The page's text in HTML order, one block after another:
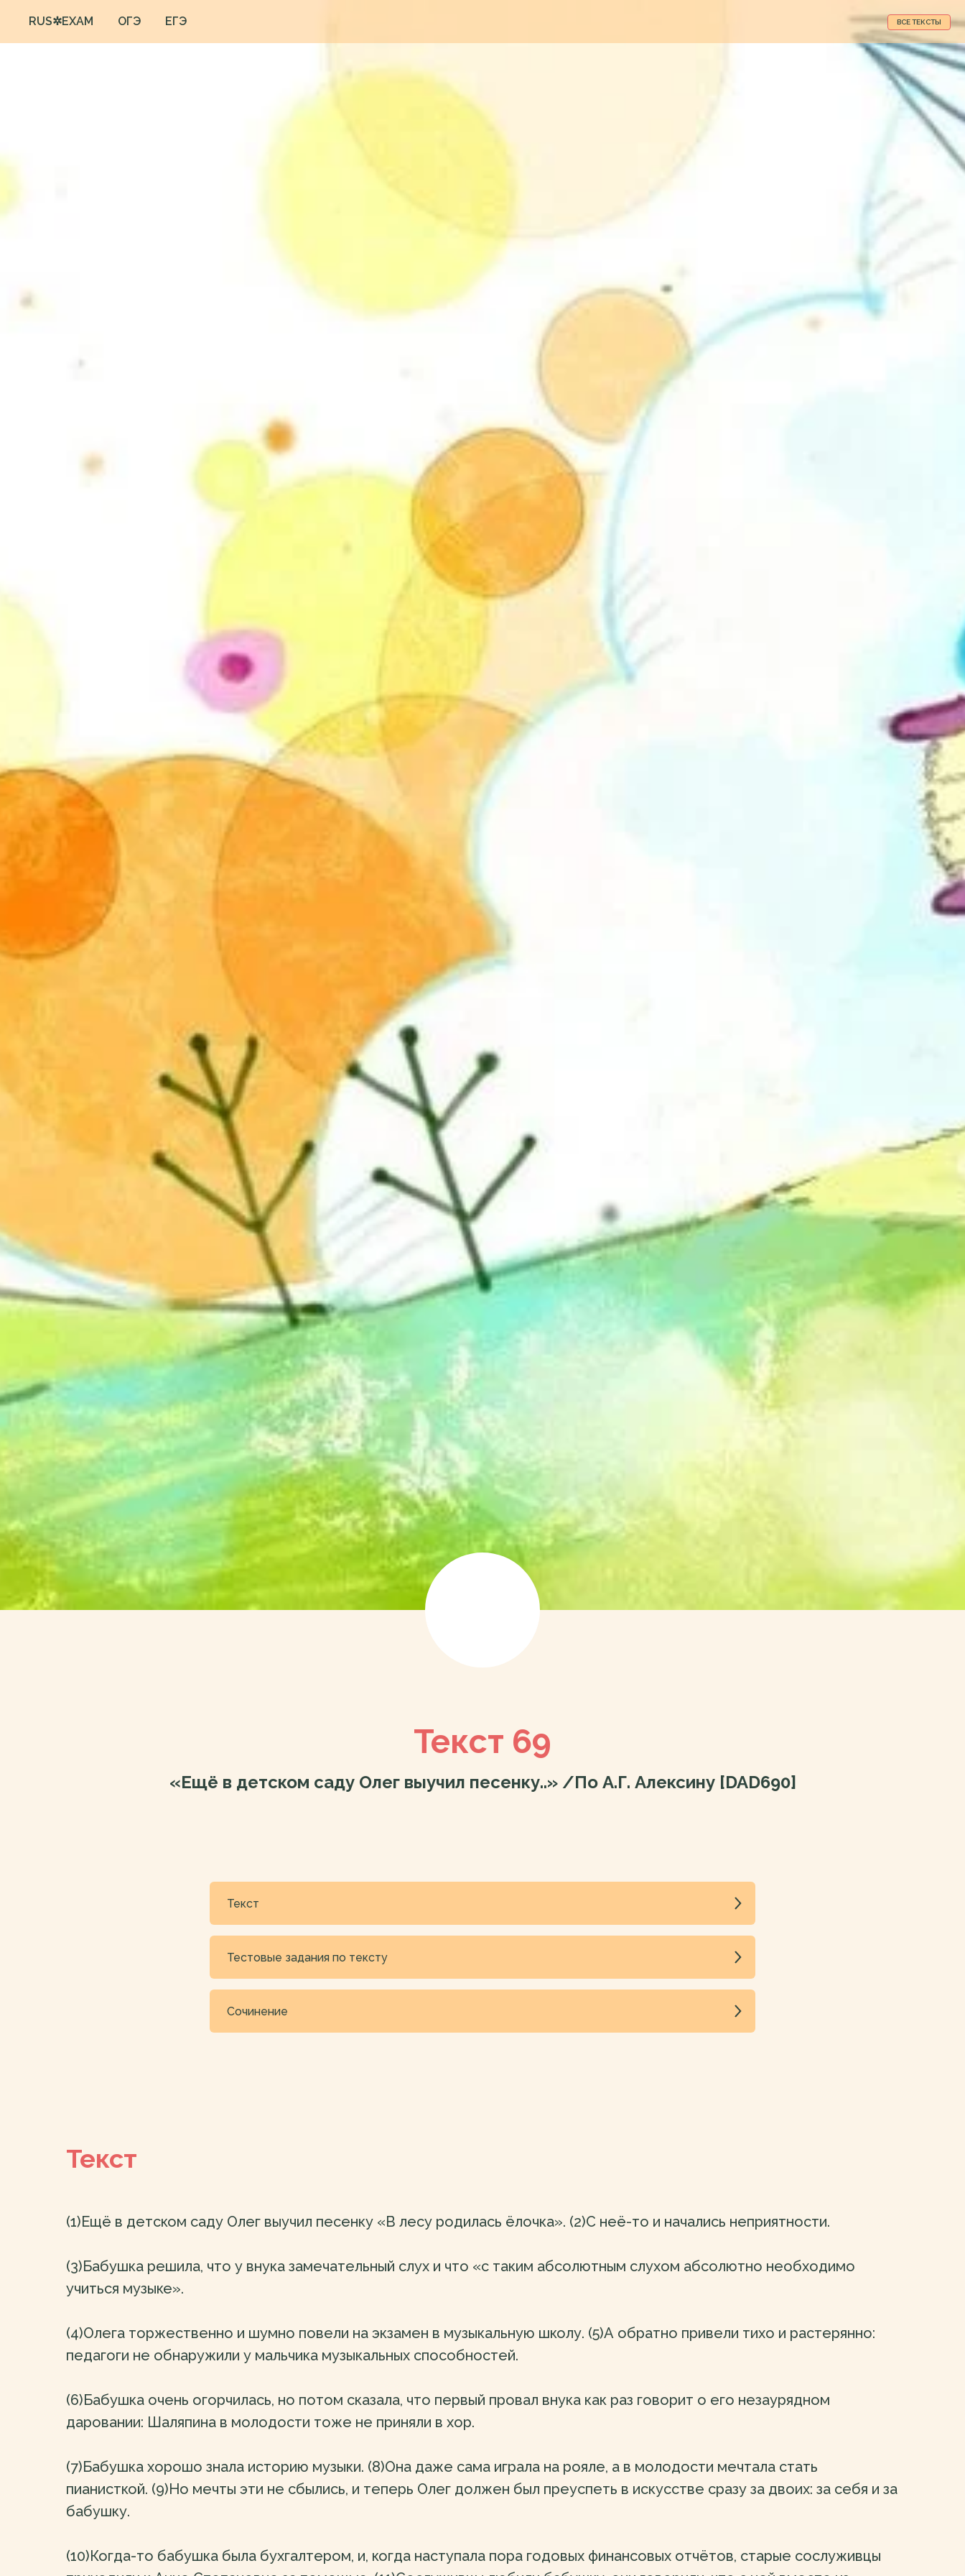
RUS✲EXAM ОГЭ ЕГЭ
Текст 69
«Ещё в детском саду Олег выучил песенку..» /По А.Г. Алексину [DAD690]
Текст
Тестовые задания по тексту
Сочинение
ВСЕ ТЕКСТЫ
Текст
(1)Ещё в детском саду Олег выучил песенку «В лесу родилась ёлочка». (2)С неё-то и начались неприятности.
(3)Бабушка решила, что у внука замечательный слух и что «с таким абсолютным слухом абсолютно необходимо
учиться музыке».
(4)Олега торжественно и шумно повели на экзамен в музыкальную школу. (5)А обратно привели тихо и растерянно:
педагоги не обнаружили у мальчика музыкальных способностей.
(6)Бабушка очень огорчилась, но потом сказала, что первый провал внука как раз говорит о его незаурядном
даровании: Шаляпина в молодости тоже не приняли в хор.
(7)Бабушка хорошо знала историю музыки. (8)Она даже сама играла на рояле, а в молодости мечтала стать
пианисткой. (9)Но мечты эти не сбылись, и теперь Олег должен был преуспеть в искусстве сразу за двоих: за себя и за
бабушку.
(10)Когда-то бабушка была бухгалтером, и, когда наступала пора годовых финансовых отчётов, старые сослуживцы